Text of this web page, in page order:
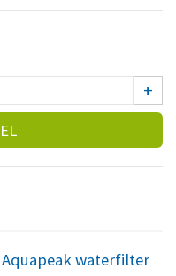
+
waterfilter